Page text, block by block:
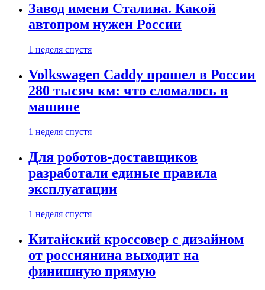
Завод имени Сталина. Какой
автопром нужен России
1 неделя спустя
Volkswagen Caddy прошел в России
280 тысяч км: что сломалось в
машине
1 неделя спустя
Для роботов-доставщиков
разработали единые правила
эксплуатации
1 неделя спустя
Китайский кроссовер с дизайном
от россиянина выходит на
финишную прямую